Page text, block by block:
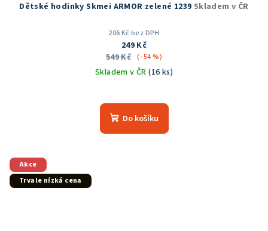
Dětské hodinky Skmei ARMOR zelené 1239 Skladem v ČR
206 Kč bez DPH
249 Kč
549 Kč (–54 %)
Skladem v ČR(16 ks)
hodnocení
produktu
Do košíku
Akce
Trvale nízká cena